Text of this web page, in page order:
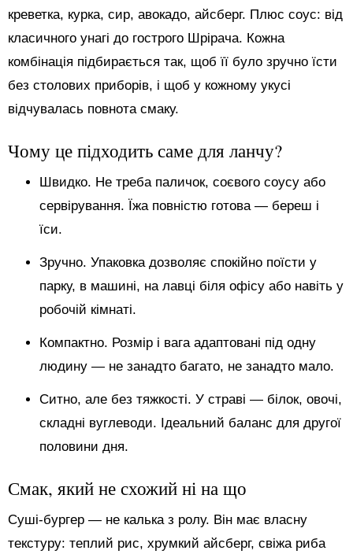
креветка, курка, сир, авокадо, айсберг. Плюс соус: від
класичного унагі до гострого Шрірача. Кожна
комбінація підбирається так, щоб її було зручно їсти
без столових приборів, і щоб у кожному укусі
відчувалась повнота смаку.
Чому це підходить саме для ланчу?
Швидко. Не треба паличок, соєвого соусу або
сервірування. Їжа повністю готова — береш і
їси.
Зручно. Упаковка дозволяє спокійно поїсти у
парку, в машині, на лавці біля офісу або навіть у
робочій кімнаті.
Компактно. Розмір і вага адаптовані під одну
людину — не занадто багато, не занадто мало.
Ситно, але без тяжкості. У страві — білок, овочі,
складні вуглеводи. Ідеальний баланс для другої
половини дня.
Смак, який не схожий ні на що
Суші-бургер — не калька з ролу. Він має власну
текстуру: теплий рис, хрумкий айсберг, свіжа риба